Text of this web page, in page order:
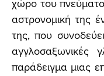
χώρο του
αστρονομική της
της, που
αγγλοσαξωνικές
παράδειγμα μιας